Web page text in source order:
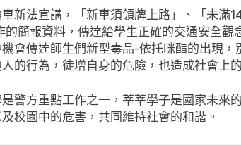
新法宣講，「新車須領牌上路」、「未滿
簡報資料，傳達給學生正確的交通安全觀
會傳達師生們新型毒品-依托咪酯的出現，
的行為，徒增自身的危險，也造成社會上
警方重點工作之一，莘莘學子是國家未來
校園中的危害，共同維持社會的和諧。